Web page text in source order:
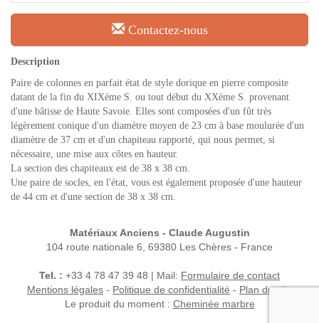
Contactez-nous
Description
Paire de colonnes en parfait état de style dorique en pierre composite
datant de la fin du XIXéme S. ou tout début du XXéme S. provenant
d'une bâtisse de Haute Savoie. Elles sont composées d'un fût très
légèrement conique d'un diamètre moyen de 23 cm à base moulurée d'un
diamètre de 37 cm et d'un chapiteau rapporté, qui nous permet, si
nécessaire, une mise aux côtes en hauteur.
La section des chapiteaux est de 38 x 38 cm.
Une paire de socles, en l'état, vous est également proposée d'une hauteur
de 44 cm et d'une section de 38 x 38 cm.
Matériaux Anciens - Claude Augustin
104 route nationale 6, 69380 Les Chères - France
Tel. : +33 4 78 47 39 48 | Mail: Formulaire de contact
Mentions légales - Politique de confidentialité - Plan du site
Le produit du moment : Cheminée marbre